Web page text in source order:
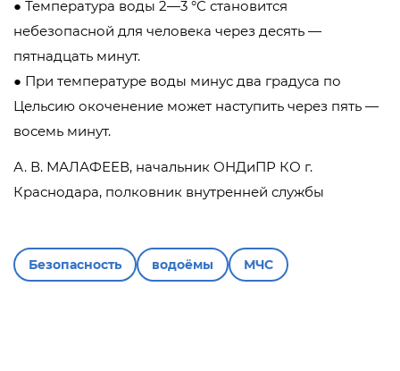
● Температура воды 2—3 °С становится
небезопасной для человека через десять —
пятнадцать минут.
● При температуре воды минус два градуса по
Цельсию окоченение может наступить через пять —
восемь минут.
А. В. МАЛАФЕЕВ, начальник ОНДиПР КО г.
Краснодара, полковник внутренней службы
Безопасность водоёмы МЧС